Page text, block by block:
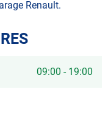
Renault.
09:00 - 19:00